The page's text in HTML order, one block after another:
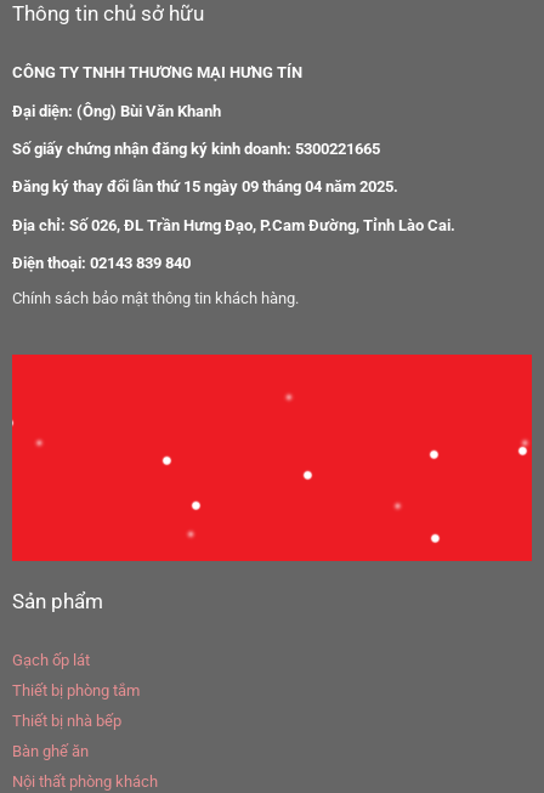
Thông tin chủ sở hữu
CÔNG TY TNHH THƯƠNG MẠI HƯNG TÍN
Đại diện: (Ông) Bùi Văn Khanh
Số giấy chứng nhận đăng ký kinh doanh: 5300221665
Đăng ký thay đổi lần thứ 15 ngày 09 tháng 04 năm 2025.
Địa chỉ: Số 026, ĐL Trần Hưng Đạo, P.Cam Đường, Tỉnh Lào Cai.
Điện thoại: 02143 839 840
Chính sách bảo mật thông tin khách hàng.
Sản phẩm
Gạch ốp lát
Thiết bị phòng tắm
Thiết bị nhà bếp
Bàn ghế ăn
Nội thất phòng khách